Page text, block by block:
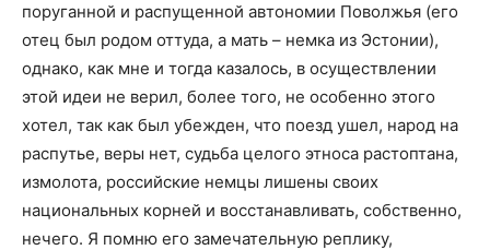
поруганной и распущенной автономии Поволжья (его
отец был родом оттуда, а мать – немка из Эстонии),
однако, как мне и тогда казалось, в осуществлении
этой идеи не верил, более того, не особенно этого
хотел, так как был убежден, что поезд ушел, народ на
распутье, веры нет, судьба целого этноса растоптана,
измолота, российские немцы лишены своих
национальных корней и восстанавливать, собственно,
нечего. Я помню его замечательную реплику,